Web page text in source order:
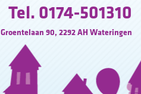
Tel. 0174-501310
Groentelaan 90, 2292 AH Wateringen